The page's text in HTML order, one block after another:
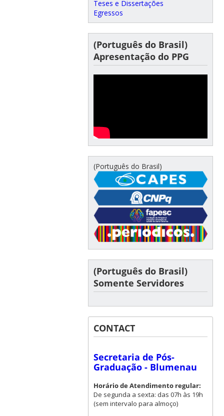
Teses e Dissertações
Egressos
(Português do Brasil)
Apresentação do PPG
(Português do Brasil)
(Português do Brasil)
Somente Servidores
CONTACT
Secretaria de Pós-
Graduação - Blumenau
Horário de Atendimento regular:
De segunda a sexta: das 07h às 19h
(sem intervalo para almoço)